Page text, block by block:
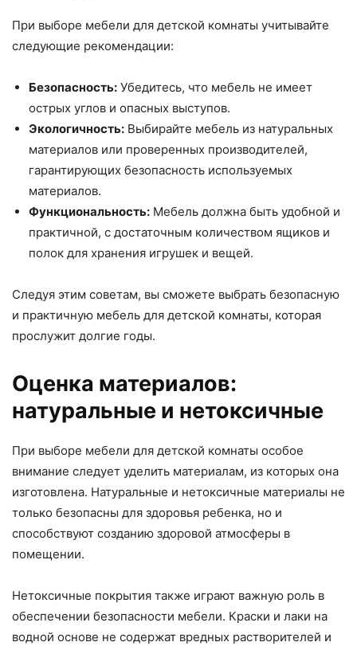
При выборе мебели для детской комнаты учитывайте
следующие рекомендации:
Безопасность: Убедитесь, что мебель не имеет
острых углов и опасных выступов.
Экологичность: Выбирайте мебель из натуральных
материалов или проверенных производителей,
гарантирующих безопасность используемых
материалов.
Функциональность: Мебель должна быть удобной и
практичной, с достаточным количеством ящиков и
полок для хранения игрушек и вещей.
Следуя этим советам, вы сможете выбрать безопасную
и практичную мебель для детской комнаты, которая
прослужит долгие годы.
Оценка материалов:
натуральные и нетоксичные
При выборе мебели для детской комнаты особое
внимание следует уделить материалам, из которых она
изготовлена. Натуральные и нетоксичные материалы не
только безопасны для здоровья ребенка, но и
способствуют созданию здоровой атмосферы в
помещении.
Нетоксичные покрытия также играют важную роль в
обеспечении безопасности мебели. Краски и лаки на
водной основе не содержат вредных растворителей и